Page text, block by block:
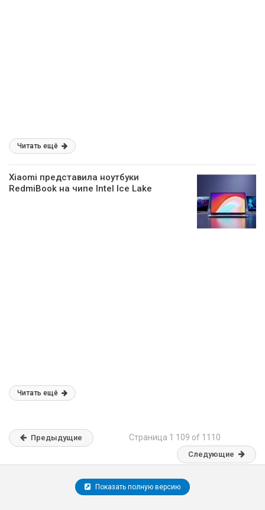
Читать ещё
Xiaomi представила ноутбуки
RedmiBook на чипе Intel Ice Lake
Читать ещё
Предыдущие Страница 1 109 of 1110
Следующие
Показать полную версию